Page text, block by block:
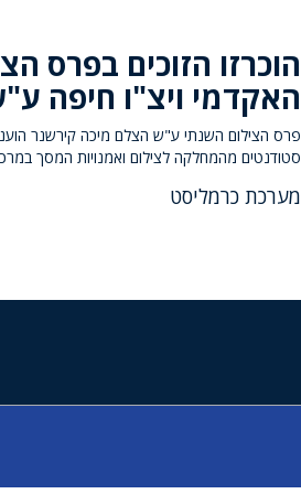
הוכרזו הזוכים בפרס
האקדמי ויצ"ו חיפה
פרס הצילום השנתי ע"ש הצלם מיכה קירשנר
סטודנטים מהמחלקה לצילום ואמנויות המסך
מערכת כרמליסט